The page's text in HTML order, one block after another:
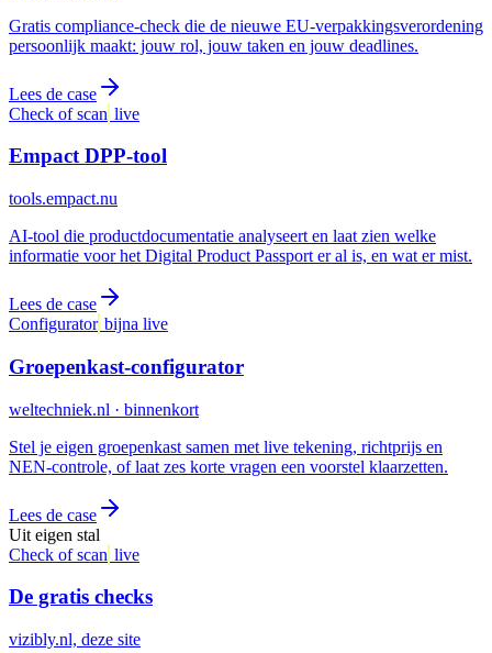
Gratis compliance-check die de nieuwe EU-verpakkingsverordening
persoonlijk maakt: jouw rol, jouw taken en jouw deadlines.
Lees de case
Check of scan live
Empact DPP-tool
tools.empact.nu
AI-tool die productdocumentatie analyseert en laat zien welke
informatie voor het Digital Product Passport er al is, en wat er mist.
Lees de case
Configurator bijna live
Groepenkast-configurator
weltechniek.nl · binnenkort
Stel je eigen groepenkast samen met live tekening, richtprijs en
NEN-controle, of laat zes korte vragen een voorstel klaarzetten.
Lees de case
Uit eigen stal
Check of scan live
De gratis checks
vizibly.nl, deze site